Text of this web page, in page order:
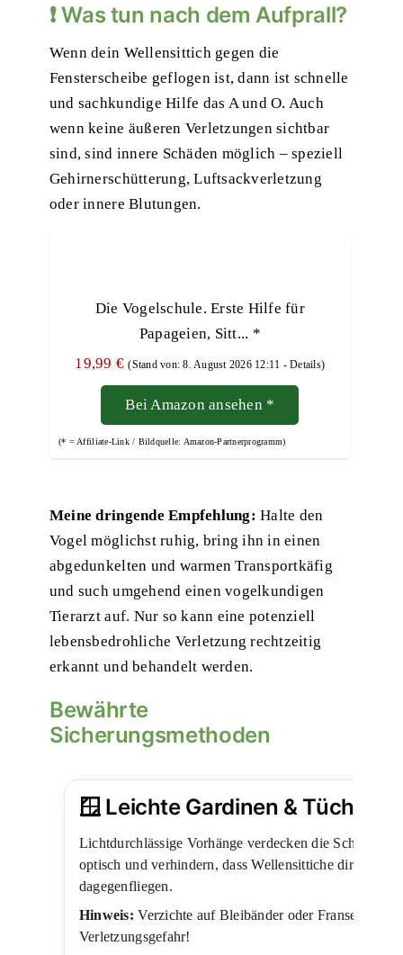
❗ Was tun nach dem Aufprall?
Wenn dein Wellensittich gegen die
Fensterscheibe geflogen ist, dann ist schnelle
und sachkundige Hilfe das A und O. Auch
wenn keine äußeren Verletzungen sichtbar
sind, sind innere Schäden möglich – speziell
Gehirnerschütterung, Luftsackverletzung
oder innere Blutungen.
Die Vogelschule. Erste Hilfe für
Papageien, Sitt... *
19,99 € (Stand von: 8. August 2026 12:11 -Details)
Bei Amazon ansehen *
(* = Affiliate-Link / Bildquelle: Amazon-Partnerprogramm)
Meine dringende Empfehlung: Halte den
Vogel möglichst ruhig, bring ihn in einen
abgedunkelten und warmenTransportkäfig
und such umgehend einenvogelkundigen
Tierarzt auf. Nur so kann eine potenziell
lebensbedrohliche Verletzung rechtzeitig
erkannt und behandelt werden.
Bewährte
Sicherungsmethoden
🪟 Leichte Gardinen & Tücher
Lichtdurchlässige Vorhänge verdecken die Scheibe
optisch und verhindern, dass Wellensittiche direkt
dagegenfliegen.
Hinweis: Verzichte auf Bleibänder oder Fransen –
Verletzungsgefahr!